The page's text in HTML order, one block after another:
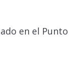
en el Punto